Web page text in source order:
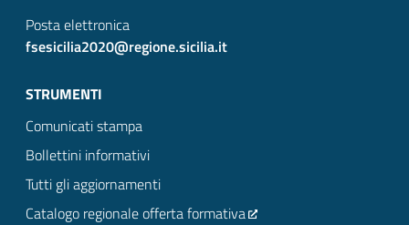
Posta elettronica
fsesicilia2020@regione.sicilia.it
STRUMENTI
Comunicati stampa
Bollettini informativi
Tutti gli aggiornamenti
Catalogo regionale offerta formativa